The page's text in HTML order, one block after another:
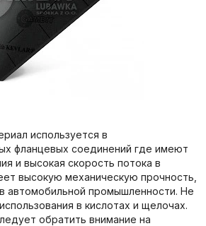
используется в
фланцевых соединений где имеют
и высокая скорость потока в
высокую механическую прочность,
автомобильной промышленности. Не
в кислотах и щелочах.
обратить внимание на